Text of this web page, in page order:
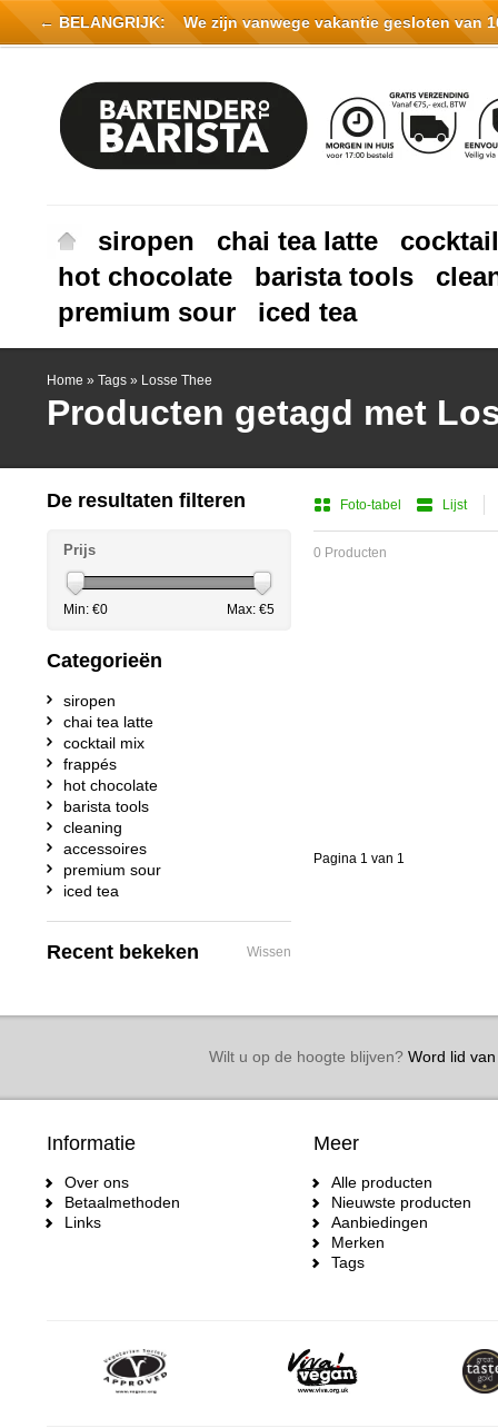
siropen chai tea latte
hot chocolate
barista tools
premium sour
iced tea
Home » Tags » Losse Thee
Producten getagd met
Foto-tabel Lijst
0 Producten
Pagina 1 van 1
De resultaten filteren
Prijs
Min: €0 Max: €5
Categorieën
siropen
chai tea latte
cocktail mix
frappés
hot chocolate
barista tools
cleaning
accessoires
premium sour
iced tea
Recent bekeken Wissen
Wilt u op de hoogte blijven?Word lid van
Informatie
Over ons
Betaalmethoden
Links
Meer
Alle producten
Nieuwste producten
Aanbiedingen
Merken
Tags
← BELANGRIJK: We zijn vanwege vakantie gesloten van